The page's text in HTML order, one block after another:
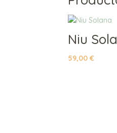
Niu
59,00€